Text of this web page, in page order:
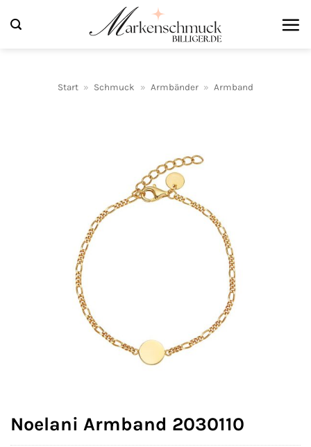
Inhalt
Start » Schmuck » Armbänder » Armband
Noelani Armband 2030110